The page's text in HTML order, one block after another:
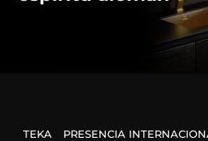
TEKA PRESENCIA